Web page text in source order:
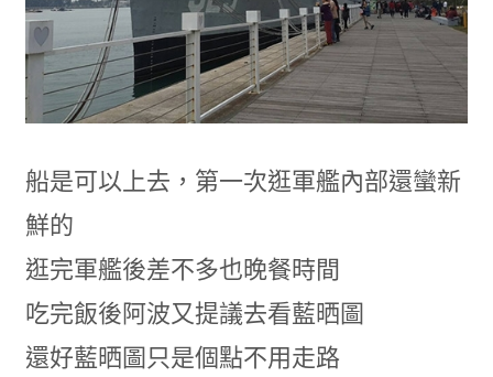
船是可以上去，第一次逛軍艦內部還蠻新
鮮的
逛完軍艦後差不多也晚餐時間
吃完飯後阿波又提議去看藍晒圖
還好藍晒圖只是個點不用走路